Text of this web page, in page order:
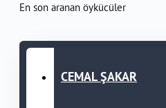
En son aranan öykücüler
CEMAL ŞAKAR